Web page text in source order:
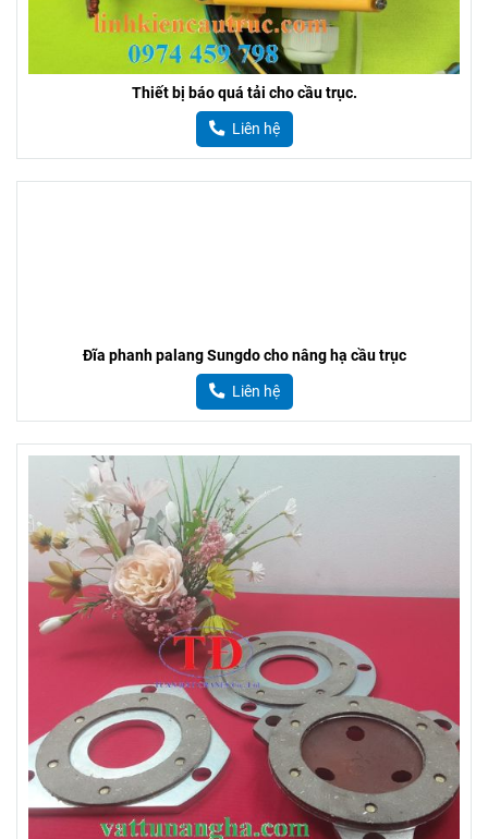
Thiết bị báo quá tải cho cầu trục.
Liên hệ
Đĩa phanh palang Sungdo cho nâng hạ cầu trục
Liên hệ